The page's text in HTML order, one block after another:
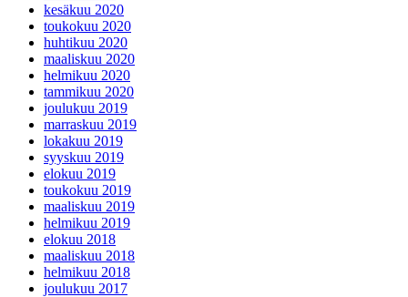
kesäkuu 2020
toukokuu 2020
huhtikuu 2020
maaliskuu 2020
helmikuu 2020
tammikuu 2020
joulukuu 2019
marraskuu 2019
lokakuu 2019
syyskuu 2019
elokuu 2019
toukokuu 2019
maaliskuu 2019
helmikuu 2019
elokuu 2018
maaliskuu 2018
helmikuu 2018
joulukuu 2017